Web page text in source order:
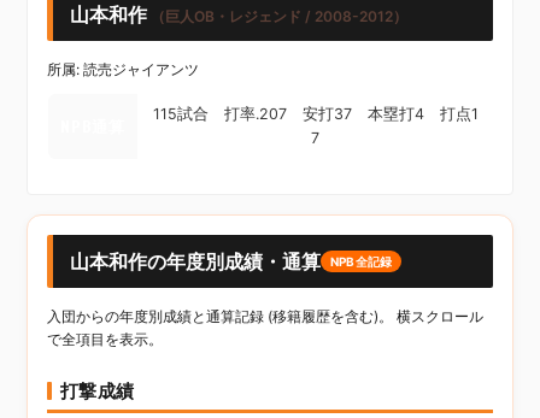
山本和作 （巨人OB・レジェンド / 2008-2012）
所属: 読売ジャイアンツ
115試合 打率.207 安打37 本塁打4 打点1
7
山本和作の年度別成績・通算 NPB全記録
入団からの年度別成績と通算記録 (移籍履歴を含む)。 横スクロール
で全項目を表示。
打撃成績